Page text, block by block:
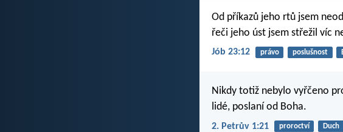
Od příkazů jeho rtů jsem
řeči jeho úst jsem střežil víc
Jób 23:12 právo poslušnost
Nikdy totiž nebylo vyřčeno
lidé, poslaní od Boha.
2. Petrův 1:21 proroctví Duch